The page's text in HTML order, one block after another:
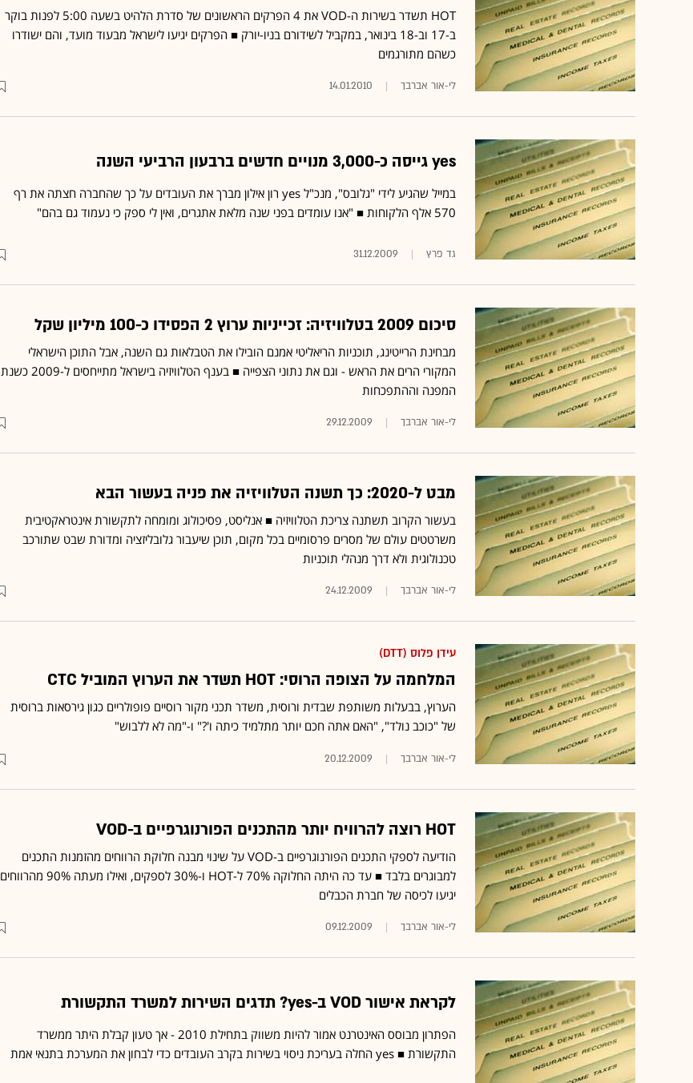
HOT תשדר בשירות ה-VOD את 4 הפרקים הראשונים של סדרת הלהיט בשעה 5:00 לפנות בוקר
ב-17 וב-18 בינואר, במקביל לשידורם בניו-יורק ■ הפרקים יגיעו לישראל מבעוד מועד, והם ישודרו
כשהם מתורגמים
לי-אור אברבך 14.01.2010
yes גייסה כ-3,000 מנויים חדשים ברבעון הרביעי השנה
במייל שהגיע לידי "גלובס", מנכ"ל yes רון אילון מברך את העובדים על כך שהחברה חצתה את רף
570 אלף הלקוחות ■ "אנו עומדים בפני שנה מלאת אתגרים, ואין לי ספק כי נעמוד גם בהם"
גד פרץ 31.12.2009
סיכום 2009 בטלוויזיה: זכייניות ערוץ 2 הפסידו כ-100 מיליון שקל
מבחינת הרייטינג, תוכניות הריאליטי אמנם הובילו את הטבלאות גם השנה, אבל התוכן הישראלי
המקורי הרים את הראש - וגם את נתוני הצפייה ■ בענף הטלוויזיה בישראל מתייחסים ל-2009 כשנת
המפנה וההתפכחות
לי-אור אברבך 29.12.2009
מבט ל-2020: כך תשנה הטלוויזיה את פניה בעשור הבא
בעשור הקרוב תשתנה צריכת הטלוויזיה ■ אנליסט, פסיכולוג ומומחה לתקשורת אינטראקטיבית
משרטטים עולם של מסרים פרסומיים בכל מקום, תוכן שיעבור גלובליזציה ומדורת שבט שתורכב
טכנולוגית ולא דרך מנהלי תוכניות
לי-אור אברבך 24.12.2009
עידן פלוס (DTT)
המלחמה על הצופה הרוסי: HOT תשדר את הערוץ המוביל CTC
הערוץ, בבעלות משותפת שבדית ורוסית, משדר תכני מקור רוסיים פופולריים כגון גירסאות ברוסית
של "כוכב נולד", "האם אתה חכם יותר מתלמיד כיתה ו'?" ו-"מה לא ללבוש"
לי-אור אברבך 20.12.2009
HOT רוצה להרוויח יותר מהתכנים הפורנוגרפיים ב-VOD
הודיעה לספקי התכנים הפורנוגרפיים ב-VOD על שינוי מבנה חלוקת הרווחים מהזמנות התכנים
למבוגרים בלבד ■ עד כה היתה החלוקה 70% ל-HOT ו-30% לספקים, ואילו מעתה 90% מהרווחים
יגיעו לכיסה של חברת הכבלים
לי-אור אברבך 09.12.2009
לקראת אישור VOD ב-yes? תדגים השירות למשרד התקשורת
הפתרון מבוסס האינטרנט אמור להיות משווק בתחילת 2010 - אך טעון קבלת היתר ממשרד
התקשורת ■ yes החלה בעריכת ניסוי בשירות בקרב העובדים כדי לבחון את המערכת בתנאי אמת